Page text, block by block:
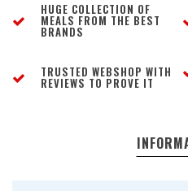
HUGE COLLECTION OF
MEALS FROM THE BEST
BRANDS
TRUSTED WEBSHOP WITH
REVIEWS TO PROVE IT